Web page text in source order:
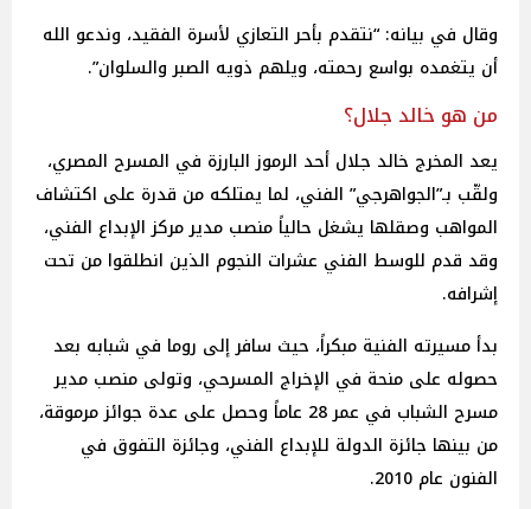
وقال في بيانه: “نتقدم بأحر التعازي لأسرة الفقيد، وندعو الله
أن يتغمده بواسع رحمته، ويلهم ذويه الصبر والسلوان”.
من هو خالد جلال؟
يعد المخرج خالد جلال أحد الرموز البارزة في المسرح المصري،
ولقّب بـ”الجواهرجي” الفني، لما يمتلكه من قدرة على اكتشاف
المواهب وصقلها يشغل حالياً منصب مدير مركز الإبداع الفني،
وقد قدم للوسط الفني عشرات النجوم الذين انطلقوا من تحت
إشرافه.
بدأ مسيرته الفنية مبكراً، حيث سافر إلى روما في شبابه بعد
حصوله على منحة في الإخراج المسرحي، وتولى منصب مدير
مسرح الشباب في عمر 28 عاماً وحصل على عدة جوائز مرموقة،
من بينها جائزة الدولة للإبداع الفني، وجائزة التفوق في
الفنون عام 2010.